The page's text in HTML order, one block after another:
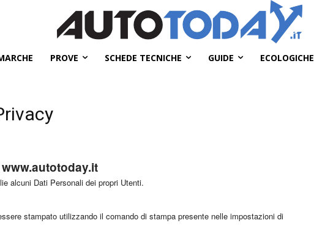
PROVE SCHEDE TECNICHE GUIDE ECOLOGICHE
www.autotoday.it
alcuni Dati Personali dei propri Utenti.
stampato utilizzando il comando di stampa presente nelle impostazioni di